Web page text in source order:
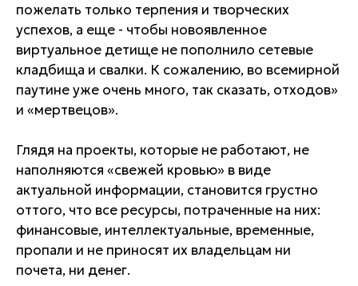
пожелать только терпения и творческих
успехов, а еще - чтобы новоявленное
виртуальное детище не пополнило сетевые
кладбища и свалки. К сожалению, во всемирной
паутине уже очень много, так сказать, отходов»
и «мертвецов».
Глядя на проекты, которые не работают, не
наполняются «свежей кровью» в виде
актуальной информации, становится грустно
оттого, что все ресурсы, потраченные на них:
финансовые, интеллектуальные, временные,
пропали и не приносят их владельцам ни
почета, ни денег.